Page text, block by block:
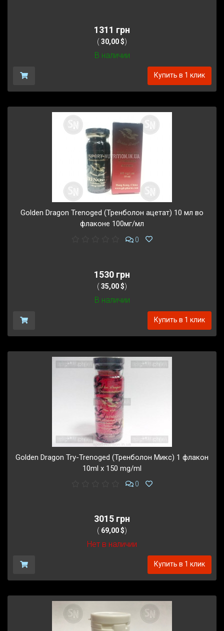
1311 грн
( 30,00 $)
В наличии
Купить в 1 клик
Golden Dragon Trenoged (Тренболон ацетат) 10 мл во
флаконе 100мг/мл
0
1530 грн
(35,00 $)
В наличии
Купить в 1 клик
Golden Dragon Try-Trenoged (Тренболон Микс) 1 флакон
10ml x 150 mg/ml
0
3015 грн
( 69,00 $)
Нет в наличии
Купить в 1 клик